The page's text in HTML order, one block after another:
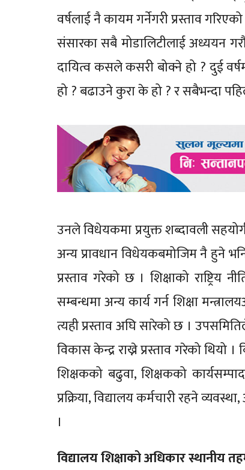
वर्षलाई नै कायम गर्नेगरी प्रस्ताव
संसारका सबै मोडालिटीलाई अध्ययन
दायित्व कसले कसरी बोक्ने हो ? दुई
हो ? बढाउने कुरा के हो ? र सबैभन्दा
उनले विधेयकमा प्रयुक्त शब्दावली
अन्य प्रावधान विधेयकबमोजिम नै हुने
प्रस्ताव गरेको छ । शिक्षाको राष्ट्रिय
सम्बन्धमा अन्य कार्य गर्न शिक्षा
त्यही प्रस्ताव अघि सारेको छ ।
विकास केन्द्र राख्ने प्रस्ताव गरेको
शिक्षकको बढुवा, शिक्षकको
प्रक्रिया, विद्यालय कर्मचारी रहने
।
विद्यालय शिक्षाको अधिकार स्थानीय